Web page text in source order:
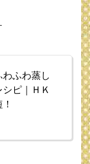
わふわ蒸し
ピ｜ＨＫ